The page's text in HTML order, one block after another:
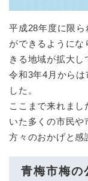
平成28年度に限
ができるように
きる地域が拡大し
令和3年4月から
した。
ここまで来れま
いた多くの市民
方々のおかげと感
青梅市梅の